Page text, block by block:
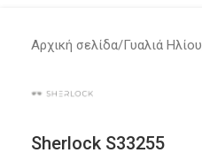
Αρχική σελίδα Γυαλιά Ηλίου
Sherlock S33255